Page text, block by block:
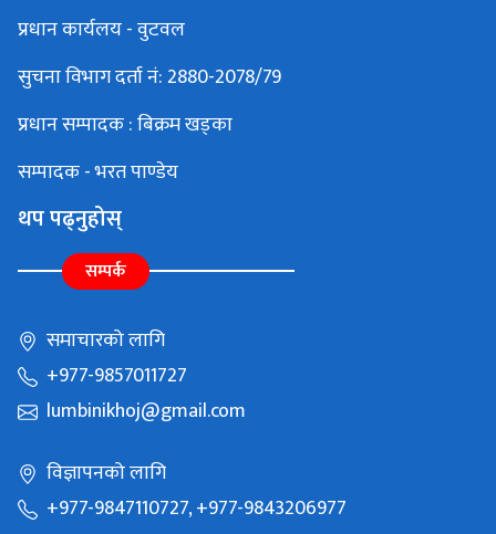
प्रधान कार्यलय - वुटवल
सुचना विभाग दर्ता नं: 2880-2078/79
प्रधान सम्पादक : बिक्रम खड्का
सम्पादक - भरत पाण्डेय
थप पढ्नुहोस्
सम्पर्क
समाचारको लागि
+977-9857011727
lumbinikhoj@gmail.com
विज्ञापनको लागि
+977-9847110727, +977-9843206977